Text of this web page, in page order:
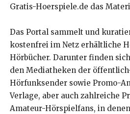
Gratis-Hoerspiele.de das
Das Portal sammelt und
kostenfrei im Netz erhältliche
Hörbücher. Darunter finden
den Mediatheken der
Hörfunksender sowie Promo-
Verlage, aber auch zahlreiche
Amateur-Hörspielfans, in